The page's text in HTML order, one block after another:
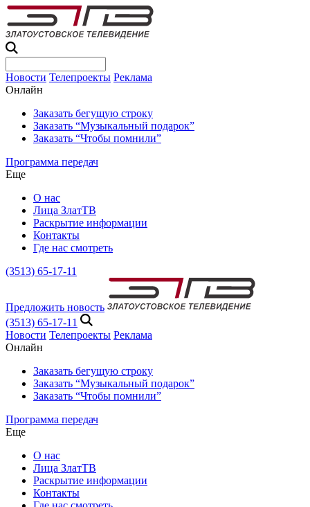
Новости Телепроекты Реклама
Онлайн
Заказать бегущую строку
Заказать “Музыкальный подарок”
Заказать “Чтобы помнили”
Программа передач
Еще
О нас
Лица ЗлатТВ
Раскрытие информации
Контакты
Где нас смотреть
(3513) 65-17-11
Предложить новость
(3513) 65-17-11
Новости Телепроекты Реклама
Онлайн
Заказать бегущую строку
Заказать “Музыкальный подарок”
Заказать “Чтобы помнили”
Программа передач
Еще
О нас
Лица ЗлатТВ
Раскрытие информации
Контакты